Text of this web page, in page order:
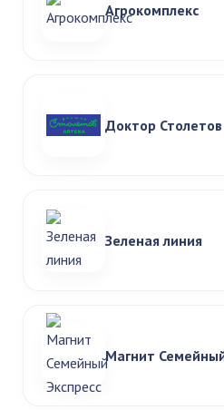
Агрокомплекс
Доктор Столетов
Зеленая линия
Магнит